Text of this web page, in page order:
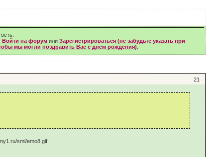
Войти на форумили Зарегистрироваться (не забудьте указать при
мы могли поздравить Вас с днем рождения)
21